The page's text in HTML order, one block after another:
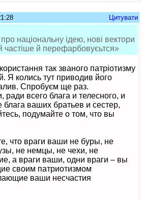
Цитувати
національну ідею, нові вектори
частіше й перефарбовуєьтся»
так званого патріотизму
Я колись тут приводив його
Спробуєм ще раз.
всего блага и телесного, и
блага ваших братьев и сестер,
подумайте о том, что вы
что враги ваши не буры, не
не немцы, не чехи, не
а враги ваши, одни враги – вы
своим патриотизмом
ваши несчастия